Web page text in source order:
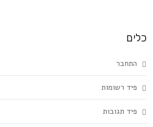
כלים
התחבר
פיד רשומות
פיד תגובות